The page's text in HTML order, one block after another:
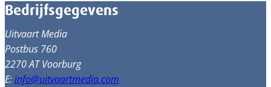
Bedrijfsgegevens
Uitvaart Media
Postbus 760
2270 AT Voorburg
E:info@uitvaartmedia.com